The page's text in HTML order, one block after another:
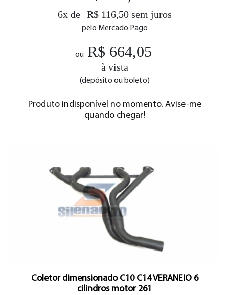
6x de R$ 116,50 sem juros
pelo Mercado Pago
ou R$ 664,05
à vista
(depósito ou boleto)
Produto indisponível no momento. Avise-me
quando chegar!
Coletor dimensionado C10 C14 VERANEIO 6
cilindros motor 261